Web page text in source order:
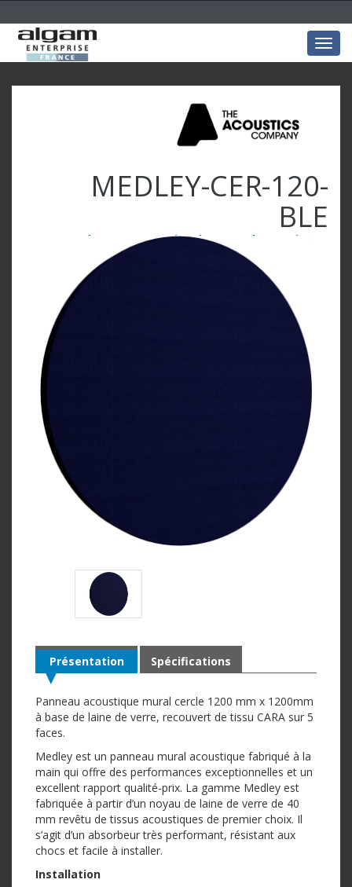
MEDLEY-CER-120-
BLE
Cercle 120x120x4 Laine de verre Bleu marine
Présentation
Panneau acoustique mural cercle 1200 mm x 1200mm
à base de laine de verre, recouvert de tissu CARA sur 5
faces.
Medley est un panneau mural acoustique fabriqué à la
main qui offre des performances exceptionnelles et un
excellent rapport qualité-prix. La gamme Medley est
fabriquée à partir d’un noyau de laine de verre de 40
mm revêtu de tissus acoustiques de premier choix. Il
s’agit d’un absorbeur très performant, résistant aux
chocs et facile à installer.
Installation
Spécifications